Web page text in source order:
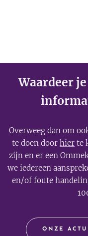
Waardeer
Overweeg dan om
te doen door hier te
zijn en er een
we iedereen
en/of foute
ONZE